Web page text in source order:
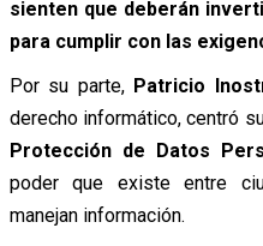
sienten que deberán
para cumplir con las
Por su parte, Patricio
derecho informático, centró
Protección de Datos
poder que existe entre
manejan información.